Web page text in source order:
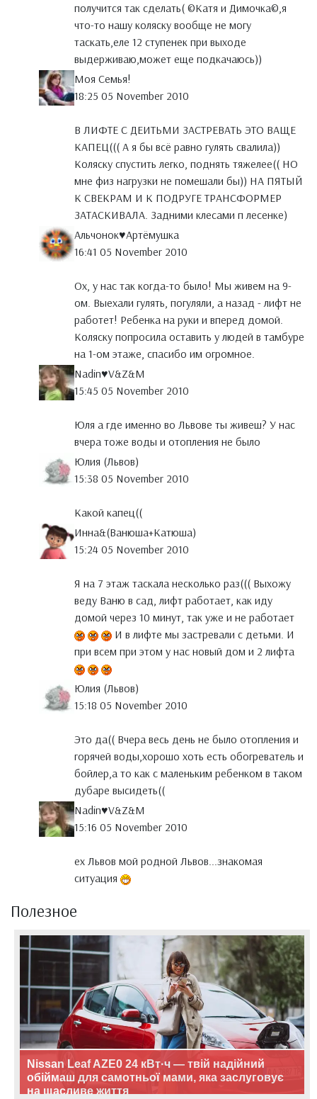
получится так сделать( ©Катя и Димочка©,я
что-то нашу коляску вообще не могу
таскать,еле 12 ступенек при выходе
выдерживаю,может еще подкачаюсь))
Моя Семья!
18:25 05 November 2010
В ЛИФТЕ С ДЕИТЬМИ ЗАСТРЕВАТЬ ЭТО ВАЩЕ
КАПЕЦ((( А я бы всё равно гулять свалила))
Коляску спустить легко, поднять тяжелее(( НО
мне физ нагрузки не помешали бы)) НА ПЯТЫЙ
К СВЕКРАМ И К ПОДРУГЕ ТРАНСФОРМЕР
ЗАТАСКИВАЛА. Задними клесами п лесенке)
Альчонок♥Артёмушка
16:41 05 November 2010
Ох, у нас так когда-то было! Мы живем на 9-
ом. Выехали гулять, погуляли, а назад - лифт не
работет! Ребенка на руки и вперед домой.
Коляску попросила оставить у людей в тамбуре
на 1-ом этаже, спасибо им огромное.
Nadin♥V&Z&M
15:45 05 November 2010
Юля а где именно во Львове ты живеш? У нас
вчера тоже воды и отопления не было
Юлия (Львов)
15:38 05 November 2010
Какой капец((
Инна&(Ванюша+Катюша)
15:24 05 November 2010
Я на 7 этаж таскала несколько раз((( Выхожу
веду Ваню в сад, лифт работает, как иду
домой через 10 минут, так уже и не работает
И в лифте мы застревали с детьми. И
при всем при этом у нас новый дом и 2 лифта
Юлия (Львов)
15:18 05 November 2010
Это да(( Вчера весь день не было отопления и
горячей воды,хорошо хоть есть обогреватель и
бойлер,а то как с маленьким ребенком в таком
дубаре высидеть((
Nadin♥V&Z&M
15:16 05 November 2010
ех Львов мой родной Львов...знакомая
ситуация
Полезное
Nissan Leaf AZE0 24 кВт·ч — твій надійний
обіймаш для самотньої мами, яка заслуговує
на щасливе життя